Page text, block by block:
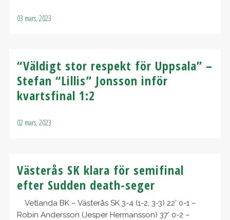
03 mars, 2023
“Väldigt stor respekt för Uppsala” –
Stefan “Lillis” Jonsson inför
kvartsfinal 1:2
02 mars, 2023
Västerås SK klara för semifinal
efter Sudden death-seger
Vetlanda BK – Västerås SK 3-4 (1-2, 3-3) 22’ 0-1 –
Robin Andersson (Jesper Hermansson) 37’ 0-2 –